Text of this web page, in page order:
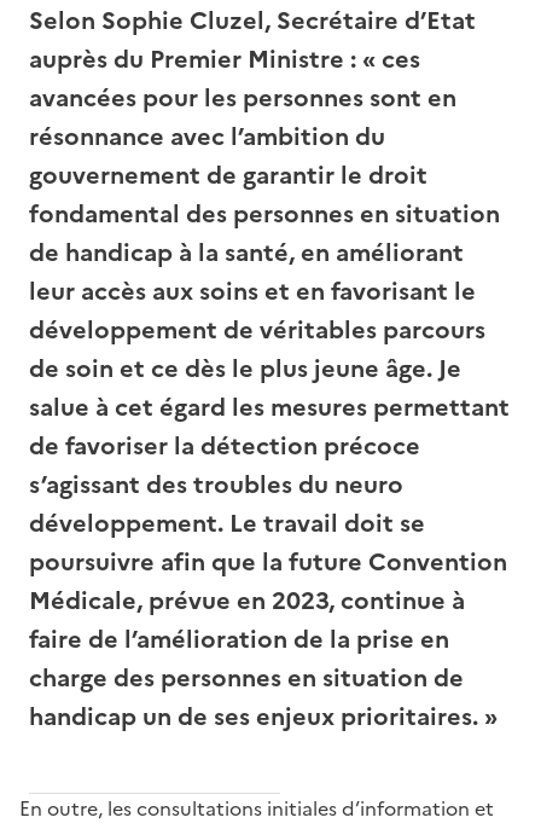
Selon Sophie Cluzel, Secrétaire d’Etat
auprès du Premier Ministre : « ces
avancées pour les personnes sont en
résonnance avec l’ambition du
gouvernement de garantir le droit
fondamental des personnes en situation
de handicap à la santé, en améliorant
leur accès aux soins et en favorisant le
développement de véritables parcours
de soin et ce dès le plus jeune âge. Je
salue à cet égard les mesures permettant
de favoriser la détection précoce
s’agissant des troubles du neuro
développement. Le travail doit se
poursuivre afin que la future Convention
Médicale, prévue en 2023, continue à
faire de l’amélioration de la prise en
charge des personnes en situation de
handicap un de ses enjeux prioritaires. »
En outre, les consultations initiales d’information et